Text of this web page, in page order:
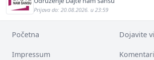
Prijava do: 20.08.2026. u 23:59
Početna Dojavite
Impressum Komentari